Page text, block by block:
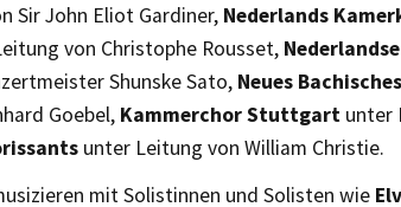
Sir John Eliot Gardiner, Nederlands
von Christophe Rousset,
Shunske Sato, Neues
Goebel, Kammerchor Stuttgart unter
unter Leitung von William Christie.
mit Solistinnen und Solisten wie